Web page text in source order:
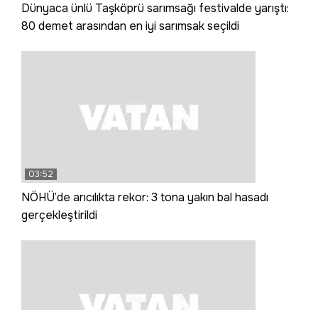
Dünyaca ünlü Taşköprü sarımsağı festivalde yarıştı:
80 demet arasından en iyi sarımsak seçildi
03:52
NÖHÜ’de arıcılıkta rekor: 3 tona yakın bal hasadı
gerçekleştirildi